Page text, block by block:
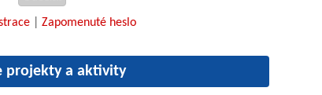
Zapomenuté heslo
projekty a aktivity